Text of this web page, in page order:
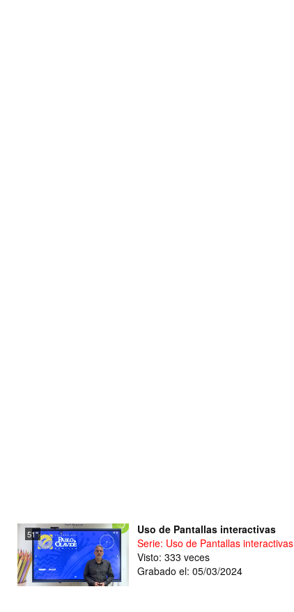
51''
Uso de Pantallas interactivas
Serie: Uso de Pantallas interactivas
Visto: 333 veces
Grabado el: 05/03/2024